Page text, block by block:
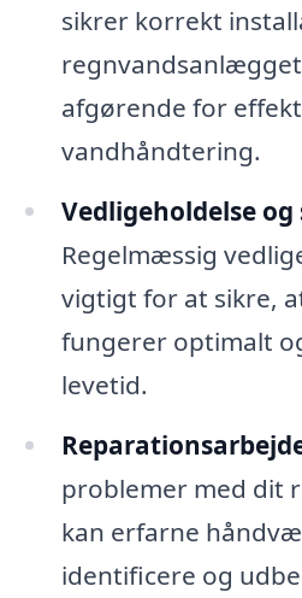
sikrer korrekt
afgørende for
vandhåndtering.
Vedligeholdelse og
Regelmæssig
vigtigt for at sikre,
fungerer optimalt
levetid.
problemer med dit
kan erfarne
identificere og